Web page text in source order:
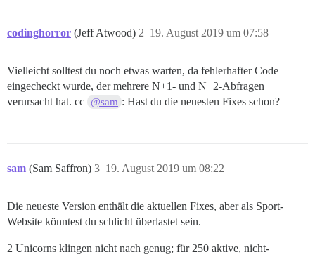
codinghorror (Jeff Atwood) 19. August 2019 um 07:58
2
Vielleicht solltest du noch etwas warten, da fehlerhafter Code
eingecheckt wurde, der mehrere N+1- und N+2-Abfragen
verursacht hat. cc @sam : Hast du die neuesten Fixes schon?
sam (Sam Saffron) 19. August 2019 um 08:22
3
Die neueste Version enthält die aktuellen Fixes, aber als Sport-
Website könntest du schlicht überlastet sein.
2 Unicorns klingen nicht nach genug; für 250 aktive, nicht-